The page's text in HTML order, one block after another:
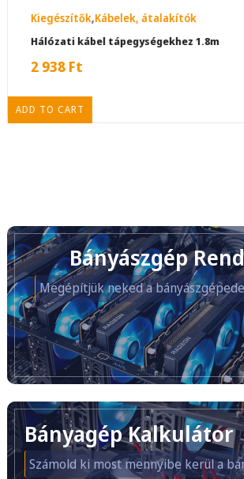
ADD TO CART
Kiegészítők,Kábelek, átalakítók
Hálózati kábel tápegységekhez 1.8m
2 938Ft
Bányászgép
Megépítjük neked a
Bányagép Kalkulátor
Számold ki most mennyibe kerül a